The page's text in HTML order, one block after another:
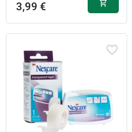
3,99 €